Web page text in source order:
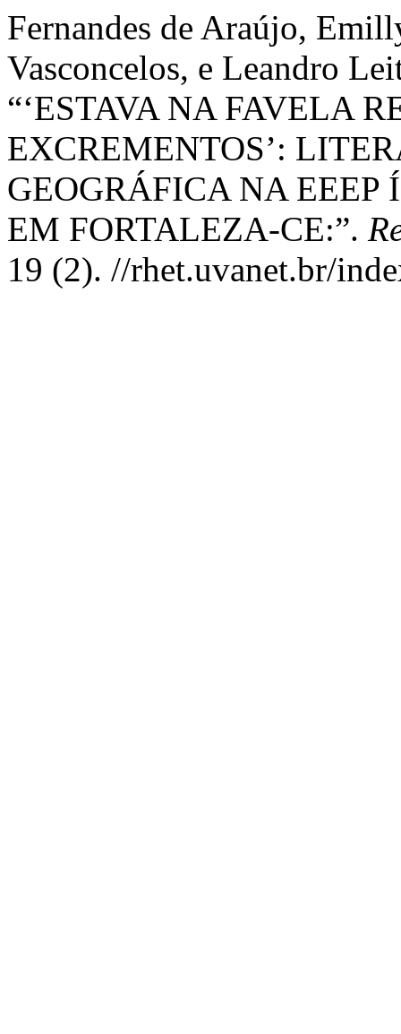
Fernandes de Araújo,
Vasconcelos, e Leandro
“‘ESTAVA NA FAVELA
EXCREMENTOS’:
GEOGRÁFICA NA EEEP
EM FORTALEZA-CE:”.
19 (2). //rhet.uvanet.br/